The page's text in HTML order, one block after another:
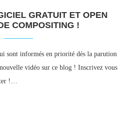
GRATUIT ET OPEN
COMPOSITING !
sont informés en priorité dès la parution
vidéo sur ce blog ! Inscrivez vous
!…